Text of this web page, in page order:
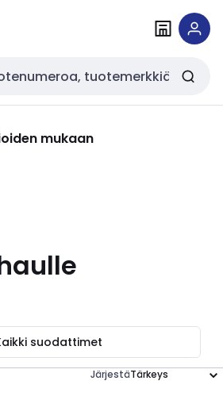
mukaan
suodattimet
Järjestä